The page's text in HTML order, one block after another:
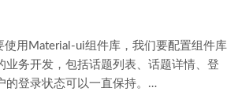
用Material-ui组件库，我们要配置组件库
务开发，包括话题列表、话题详情、登
的登录状态可以一直保持。…